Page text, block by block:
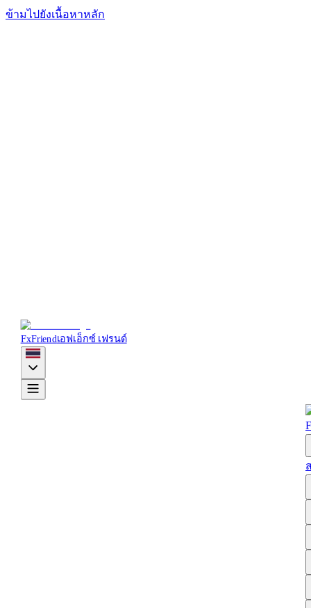
ข้ามไปยังเนื้อหาหลัก
FxFriend เอฟเอ็กซ์ เฟรนด์
FxFriendเอฟเอ็กซ์ เฟรนด์